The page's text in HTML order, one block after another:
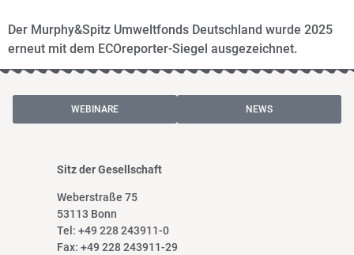
Der Murphy&Spitz Umweltfonds Deutschland wurde 2025
erneut mit dem ECOreporter-Siegel ausgezeichnet.
WEBINARE NEWS
Sitz der Gesellschaft
Weberstraße 75
53113 Bonn
Tel: +49 228 243911-0
Fax: +49 228 243911-29